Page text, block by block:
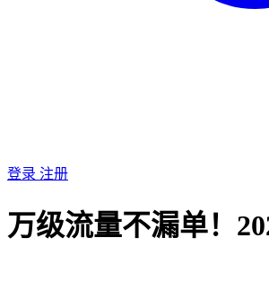
登录 注册
万级流量不漏单！